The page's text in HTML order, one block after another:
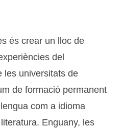
és crear un lloc de
del
les universitats de
de formació permanent
com a idioma
Enguany, les